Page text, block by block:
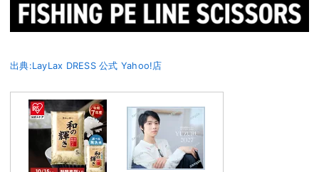
出典:LayLax DRESS 公式 Yahoo!店